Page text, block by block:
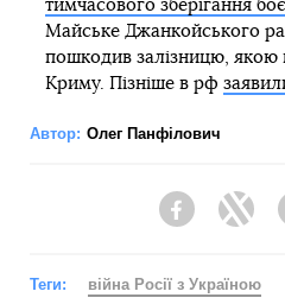
тимчасового зберігання
Майське Джанкойського
пошкодив залізницю, якою
Криму. Пізніше в рф
Автор: Олег Панфілович
Facebook
Теги: війна Росії з Україною